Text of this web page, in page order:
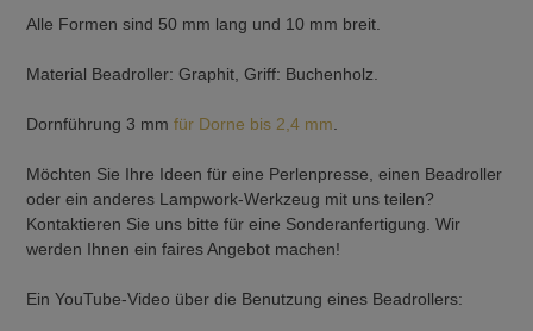
Alle Formen sind 50 mm lang und 10 mm breit.
Material Beadroller: Graphit, Griff: Buchenholz.
Dornführung 3 mmfür Dorne bis 2,4 mm
Möchten Sie Ihre Ideen für eine Perlenpresse, einen Beadroller
oder ein anderes Lampwork-Werkzeug mit uns teilen?
Kontaktieren Sie uns bitte für eine Sonderanfertigung. Wir
werden Ihnen ein faires Angebot machen!
Ein YouTube-Video über die Benutzung eines Beadrollers: